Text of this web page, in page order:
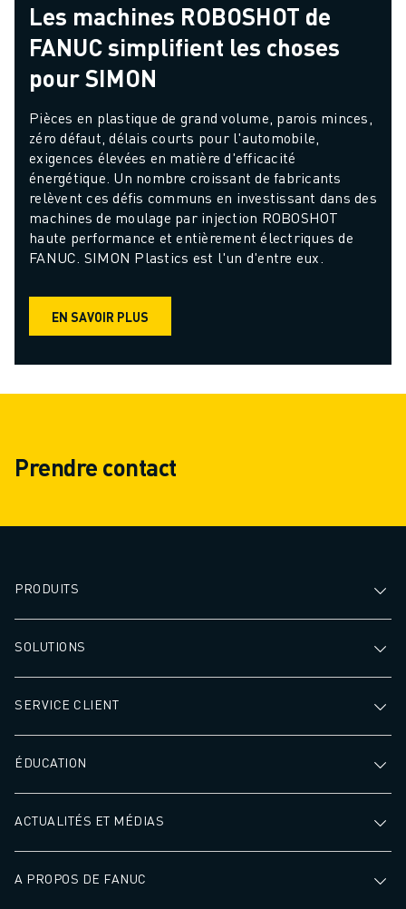
Les machines ROBOSHOT de
FANUC simplifient les choses
pour SIMON
Pièces en plastique de grand volume, parois minces,
zéro défaut, délais courts pour l'automobile,
exigences élevées en matière d'efficacité
énergétique. Un nombre croissant de fabricants
relèvent ces défis communs en investissant dans des
machines de moulage par injection ROBOSHOT
haute performance et entièrement électriques de
FANUC. SIMON Plastics est l'un d'entre eux.
EN SAVOIR PLUS
Prendre contact
PRODUITS
SOLUTIONS
SERVICE CLIENT
ÉDUCATION
ACTUALITÉS ET MÉDIAS
A PROPOS DE FANUC